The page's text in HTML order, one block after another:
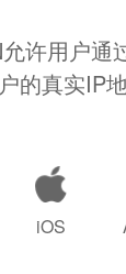
许用户通
的真实IP
iOS